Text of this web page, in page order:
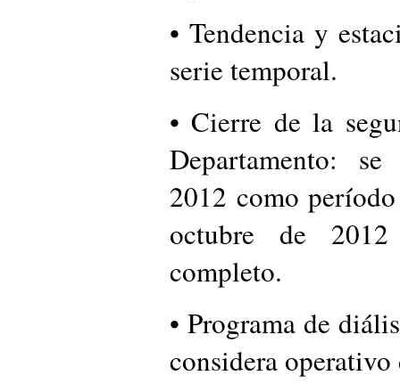
• Tendencia y
serie temporal.
• Cierre de la
Departamento:
2012 como
octubre de
completo.
• Programa de
considera